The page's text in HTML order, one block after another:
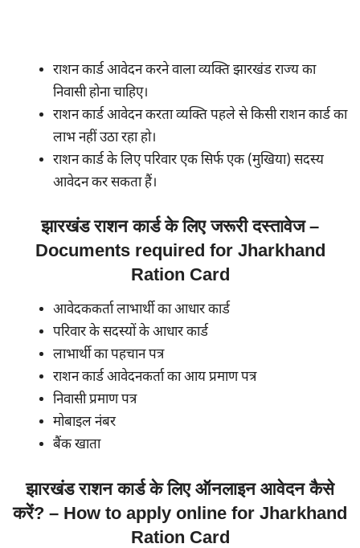
राशन कार्ड आवेदन करने वाला व्यक्ति झारखंड राज्य का
निवासी होना चाहिए।
राशन कार्ड आवेदन करता व्यक्ति पहले से किसी राशन कार्ड का
लाभ नहीं उठा रहा हो।
राशन कार्ड के लिए परिवार एक सिर्फ एक (मुखिया) सदस्य
आवेदन कर सकता हैं।
झारखंड राशन कार्ड के लिए जरूरी दस्तावेज –
Documents required for Jharkhand
Ration Card
आवेदककर्ता लाभार्थी का आधार कार्ड
परिवार के सदस्यों के आधार कार्ड
लाभार्थी का पहचान पत्र
राशन कार्ड आवेदनकर्ता का आय प्रमाण पत्र
निवासी प्रमाण पत्र
मोबाइल नंबर
बैंक खाता
झारखंड राशन कार्ड के लिए ऑनलाइन आवेदन कैसे
करें? – How to apply online for Jharkhand
Ration Card